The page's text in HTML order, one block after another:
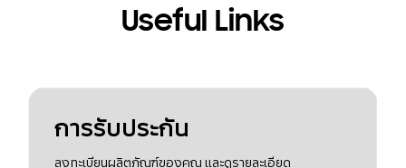
Useful Links
การรับประกัน
ลงทะเบียนผลิตภัณฑ์ของคุณ และดูรายละเอียด